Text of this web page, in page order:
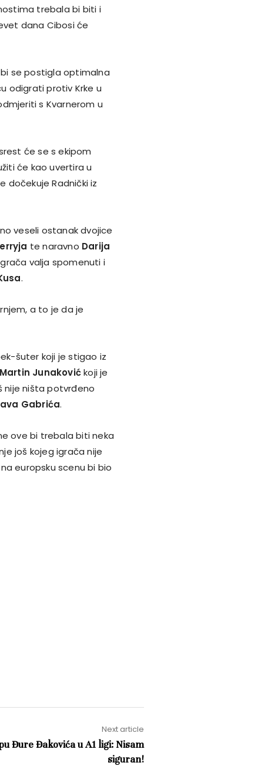
trebala bi biti i
dana Cibosi će
se postigla optimalna
odigrati protiv Krke u
s Kvarnerom u
će se s ekipom
će kao uvertira u
dočekuje Radnički iz
veseli ostanak dvojice
te naravno Darija
valja spomenuti i
.
a to je da je
šuter koji je stigao iz
Martin Junakovićkoji je
nije ništa potvrđeno
Gabrića.
ove bi trebala biti neka
još kojeg igrača nije
europsku scenu bi bio
Next article
Đure Đakovića u A1 ligi: Nisam
siguran!